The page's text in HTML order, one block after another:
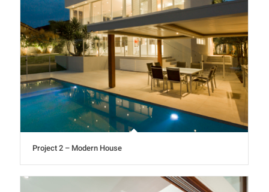
Project 2 – Modern House